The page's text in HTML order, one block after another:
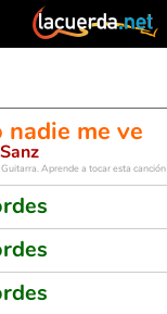
nadie me ve
Aprende a tocar esta canción